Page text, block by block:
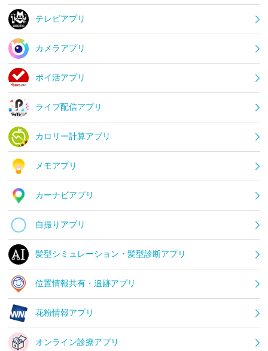
テレビアプリ
カメラアプリ
ポイ活アプリ
ライブ配信アプリ
カロリー計算アプリ
メモアプリ
カーナビアプリ
自撮りアプリ
髪型シミュレーション・髪型診断アプリ
位置情報共有・追跡アプリ
花粉情報アプリ
オンライン診療アプリ